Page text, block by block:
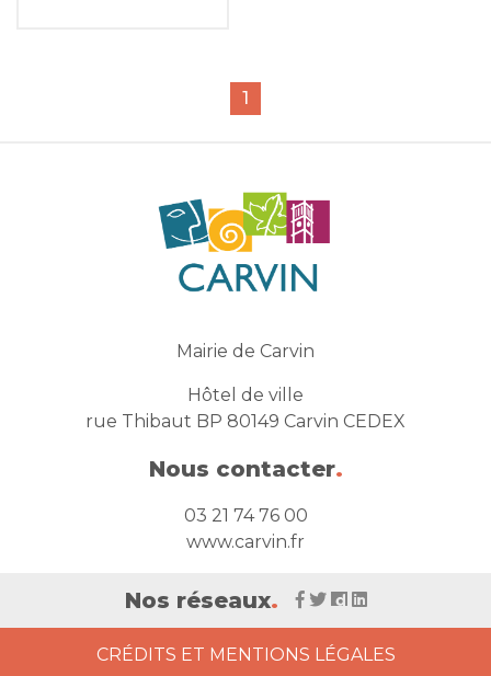
1
Mairie de Carvin
Hôtel de ville
rue Thibaut BP 80149 Carvin CEDEX
Nous contacter.
03 21 74 76 00
www.carvin.fr
Nos réseaux.
CRÉDITS ET MENTIONS LÉGALES